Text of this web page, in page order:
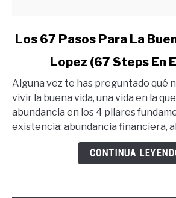
link
67
Pasos
Para
Los 67 Pasos Para La
Lopez (67 Steps En
Alguna vez te has preguntado qué
vivir la buena vida, una vida en la
abundancia en los 4 pilares
existencia: abundancia financiera,
CONTINUA